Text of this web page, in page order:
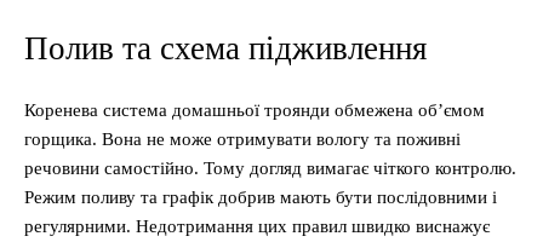
Полив та схема підживлення
Коренева система домашньої троянди обмежена об’ємом
горщика. Вона не може отримувати вологу та поживні
речовини самостійно. Тому догляд вимагає чіткого контролю.
Режим поливу та графік добрив мають бути послідовними і
регулярними. Недотримання цих правил швидко виснажує